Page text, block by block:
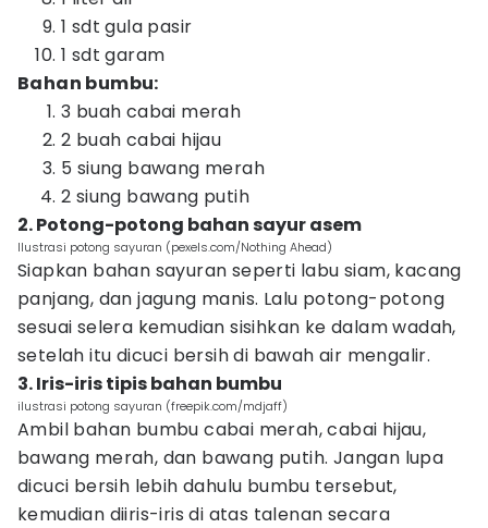
1 sdt gula pasir
1 sdt garam
Bahan bumbu:
3 buah cabai merah
2 buah cabai hijau
5 siung bawang merah
2 siung bawang putih
2. Potong-potong bahan sayur asem
Ilustrasi potong sayuran (pexels.com/Nothing Ahead)
Siapkan bahan sayuran seperti labu siam, kacang
panjang, dan jagung manis. Lalu potong-potong
sesuai selera kemudian sisihkan ke dalam wadah,
setelah itu dicuci bersih di bawah air mengalir.
3. Iris-iris tipis bahan bumbu
ilustrasi potong sayuran (freepik.com/mdjaff)
Ambil bahan bumbu cabai merah, cabai hijau,
bawang merah, dan bawang putih. Jangan lupa
dicuci bersih lebih dahulu bumbu tersebut,
kemudian diiris-iris di atas talenan secara